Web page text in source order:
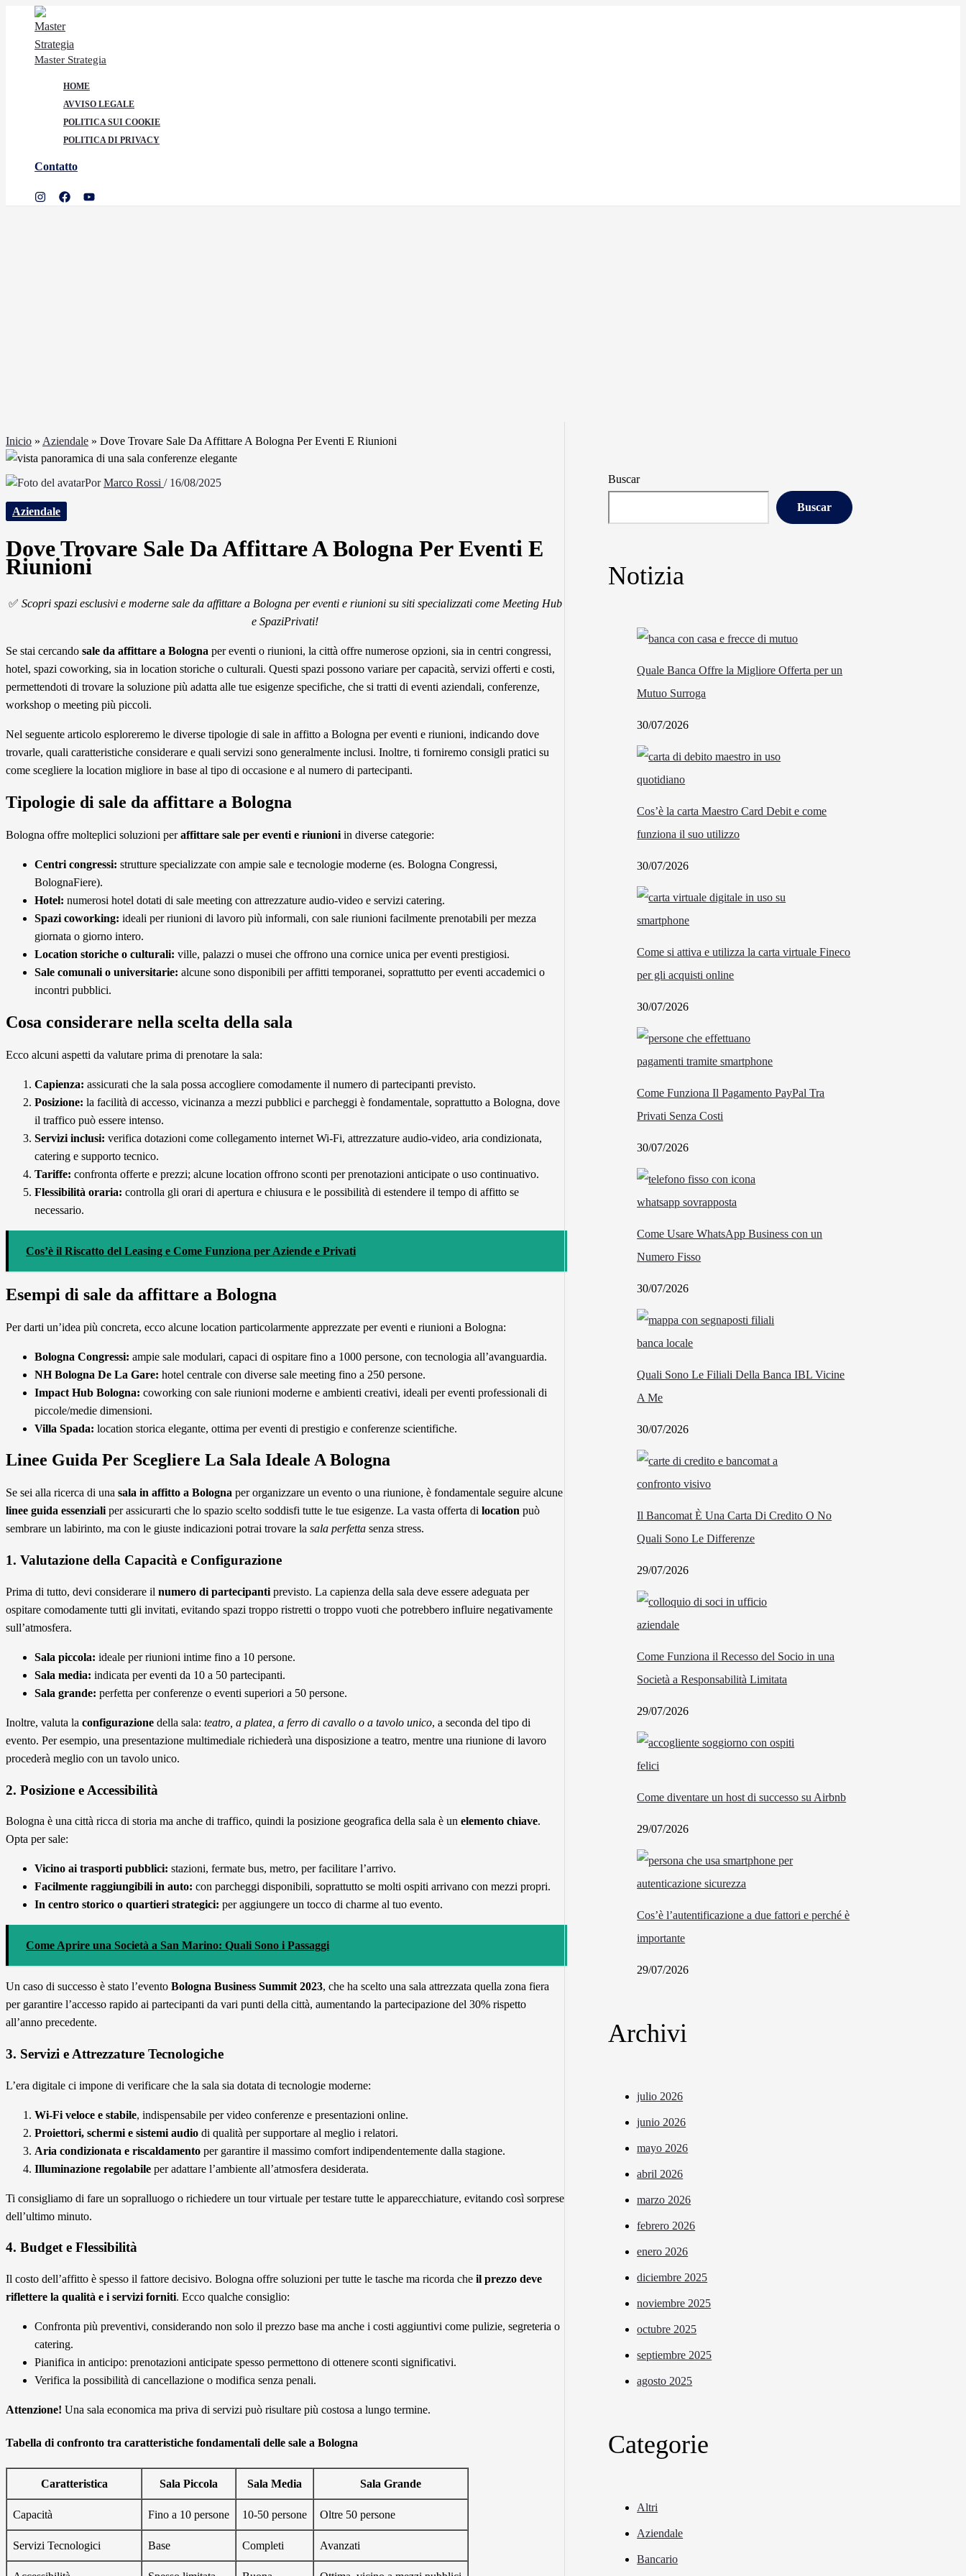
contenido
Master Strategia
HOME
AVVISO LEGALE
POLITICA SUI COOKIE
POLITICA DI PRIVACY
Contatto
Inicio » Aziendale » Dove Trovare Sale Da Affittare A Bologna Per Eventi E Riunioni
PorMarco Rossi / 16/08/2025
Aziendale
Dove Trovare Sale Da Affittare A Bologna Per Eventi E
Riunioni
✅ Scopri spazi esclusivi e moderne sale da affittare a Bologna per eventi e riunioni su siti specializzati come Meeting Hub
e SpaziPrivati!
Se stai cercando sale da affittare a Bologna per eventi o riunioni, la città offre numerose opzioni, sia in centri congressi,
hotel, spazi coworking, sia in location storiche o culturali. Questi spazi possono variare per capacità, servizi offerti e costi,
permettendoti di trovare la soluzione più adatta alle tue esigenze specifiche, che si tratti di eventi aziendali, conferenze,
workshop o meeting più piccoli.
Nel seguente articolo esploreremo le diverse tipologie di sale in affitto a Bologna per eventi e riunioni, indicando dove
trovarle, quali caratteristiche considerare e quali servizi sono generalmente inclusi. Inoltre, ti forniremo consigli pratici su
come scegliere la location migliore in base al tipo di occasione e al numero di partecipanti.
Tipologie di sale da affittare a Bologna
Bologna offre molteplici soluzioni peraffittare sale per eventi e riunioni in diverse categorie:
Centri congressi: strutture specializzate con ampie sale e tecnologie moderne (es. Bologna Congressi,
BolognaFiere).
Hotel: numerosi hotel dotati di sale meeting con attrezzature audio-video e servizi catering.
Spazi coworking: ideali per riunioni di lavoro più informali, con sale riunioni facilmente prenotabili per mezza
giornata o giorno intero.
Location storiche o culturali: ville, palazzi o musei che offrono una cornice unica per eventi prestigiosi.
Sale comunali o universitarie: alcune sono disponibili per affitti temporanei, soprattutto per eventi accademici o
incontri pubblici.
Cosa considerare nella scelta della sala
Ecco alcuni aspetti da valutare prima di prenotare la sala:
Capienza: assicurati che la sala possa accogliere comodamente il numero di partecipanti previsto.
Posizione: la facilità di accesso, vicinanza a mezzi pubblici e parcheggi è fondamentale, soprattutto a Bologna, dove
il traffico può essere intenso.
Servizi inclusi: verifica dotazioni come collegamento internet Wi-Fi, attrezzature audio-video, aria condizionata,
catering e supporto tecnico.
Tariffe: confronta offerte e prezzi; alcune location offrono sconti per prenotazioni anticipate o uso continuativo.
Flessibilità oraria: controlla gli orari di apertura e chiusura e le possibilità di estendere il tempo di affitto se
necessario.
Cos’è il Riscatto del Leasing e Come Funziona per Aziende e Privati
Esempi di sale da affittare a Bologna
Per darti un’idea più concreta, ecco alcune location particolarmente apprezzate per eventi e riunioni a Bologna:
Bologna Congressi: ampie sale modulari, capaci di ospitare fino a 1000 persone, con tecnologia all’avanguardia.
NH Bologna De La Gare: hotel centrale con diverse sale meeting fino a 250 persone.
Impact Hub Bologna: coworking con sale riunioni moderne e ambienti creativi, ideali per eventi professionali di
piccole/medie dimensioni.
Villa Spada: location storica elegante, ottima per eventi di prestigio e conferenze scientifiche.
Linee Guida Per Scegliere La Sala Ideale A Bologna
Se sei alla ricerca di una sala in affitto a Bologna per organizzare un evento o una riunione, è fondamentale seguire alcune
linee guida essenziali per assicurarti che lo spazio scelto soddisfi tutte le tue esigenze. La vasta offerta di location può
sembrare un labirinto, ma con le giuste indicazioni potrai trovare la sala perfetta senza stress.
1. Valutazione della Capacità e Configurazione
Prima di tutto, devi considerare il numero di partecipanti previsto. La capienza della sala deve essere adeguata per
ospitare comodamente tutti gli invitati, evitando spazi troppo ristretti o troppo vuoti che potrebbero influire negativamente
sull’atmosfera.
Sala piccola: ideale per riunioni intime fino a 10 persone.
Sala media: indicata per eventi da 10 a 50 partecipanti.
Sala grande: perfetta per conferenze o eventi superiori a 50 persone.
Inoltre, valuta la configurazione della sala: teatro, a platea, a ferro di cavallo o a tavolo unico, a seconda del tipo di
evento. Per esempio, una presentazione multimediale richiederà una disposizione a teatro, mentre una riunione di lavoro
procederà meglio con un tavolo unico.
2. Posizione e Accessibilità
Bologna è una città ricca di storia ma anche di traffico, quindi la posizione geografica della sala è un elemento chiave.
Opta per sale:
Vicino ai trasporti pubblici: stazioni, fermate bus, metro, per facilitare l’arrivo.
Facilmente raggiungibili in auto: con parcheggi disponibili, soprattutto se molti ospiti arrivano con mezzi propri.
In centro storico o quartieri strategici: per aggiungere un tocco di charme al tuo evento.
Come Aprire una Società a San Marino: Quali Sono i Passaggi
Un caso di successo è stato l’evento Bologna Business Summit 2023, che ha scelto una sala attrezzata quella zona fiera
per garantire l’accesso rapido ai partecipanti da vari punti della città, aumentando la partecipazione del 30% rispetto
all’anno precedente.
3. Servizi e Attrezzature Tecnologiche
L’era digitale ci impone di verificare che la sala sia dotata di tecnologie moderne:
Wi-Fi veloce e stabile, indispensabile per video conferenze e presentazioni online.
Proiettori, schermi e sistemi audio di qualità per supportare al meglio i relatori.
Aria condizionata e riscaldamento per garantire il massimo comfort indipendentemente dalla stagione.
Illuminazione regolabile per adattare l’ambiente all’atmosfera desiderata.
Ti consigliamo di fare un sopralluogo o richiedere un tour virtuale per testare tutte le apparecchiature, evitando così sorprese
dell’ultimo minuto.
4. Budget e Flessibilità
Il costo dell’affitto è spesso il fattore decisivo. Bologna offre soluzioni per tutte le tasche ma ricorda che il prezzo deve
riflettere la qualità e i servizi forniti. Ecco qualche consiglio:
Confronta più preventivi, considerando non solo il prezzo base ma anche i costi aggiuntivi come pulizie, segreteria o
catering.
Pianifica in anticipo: prenotazioni anticipate spesso permettono di ottenere sconti significativi.
Verifica la possibilità di cancellazione o modifica senza penali.
Attenzione! Una sala economica ma priva di servizi può risultare più costosa a lungo termine.
Tabella di confronto tra caratteristiche fondamentali delle sale a Bologna
Caratteristica Sala Piccola Sala Media Sala Grande
Capacità Fino a 10 persone 10-50 persone Oltre 50 persone
Servizi Tecnologici Base Completi Avanzati
Buscar
Buscar
Notizia
Quale Banca Offre la Migliore Offerta per un
Mutuo Surroga
30/07/2026
Cos’è la carta Maestro Card Debit e come
funziona il suo utilizzo
30/07/2026
Come si attiva e utilizza la carta virtuale Fineco
per gli acquisti online
30/07/2026
Come Funziona Il Pagamento PayPal Tra
Privati Senza Costi
30/07/2026
Come Usare WhatsApp Business con un
Numero Fisso
30/07/2026
Quali Sono Le Filiali Della Banca IBL Vicine
A Me
30/07/2026
Il Bancomat È Una Carta Di Credito O No
Quali Sono Le Differenze
29/07/2026
Come Funziona il Recesso del Socio in una
Società a Responsabilità Limitata
29/07/2026
Come diventare un host di successo su Airbnb
29/07/2026
Cos’è l’autentificazione a due fattori e perché è
importante
29/07/2026
Archivi
julio 2026
junio 2026
mayo 2026
abril 2026
marzo 2026
febrero 2026
enero 2026
diciembre 2025
noviembre 2025
octubre 2025
septiembre 2025
agosto 2025
Categorie
Altri
Aziendale
Bancario